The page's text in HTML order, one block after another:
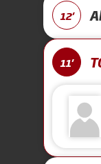
12'
11'